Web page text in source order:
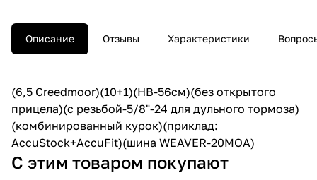
Описание Отзывы Характеристики
(6,5 Creedmoor)(10+1)(HB-56cм)(без открытого
прицела)(с резьбой-5/8"-24 для дульного тормоза)
(комбинированный курок)(приклад:
AccuStock+AccuFit)(шина WEAVER-20MOA)
С этим товаром покупают